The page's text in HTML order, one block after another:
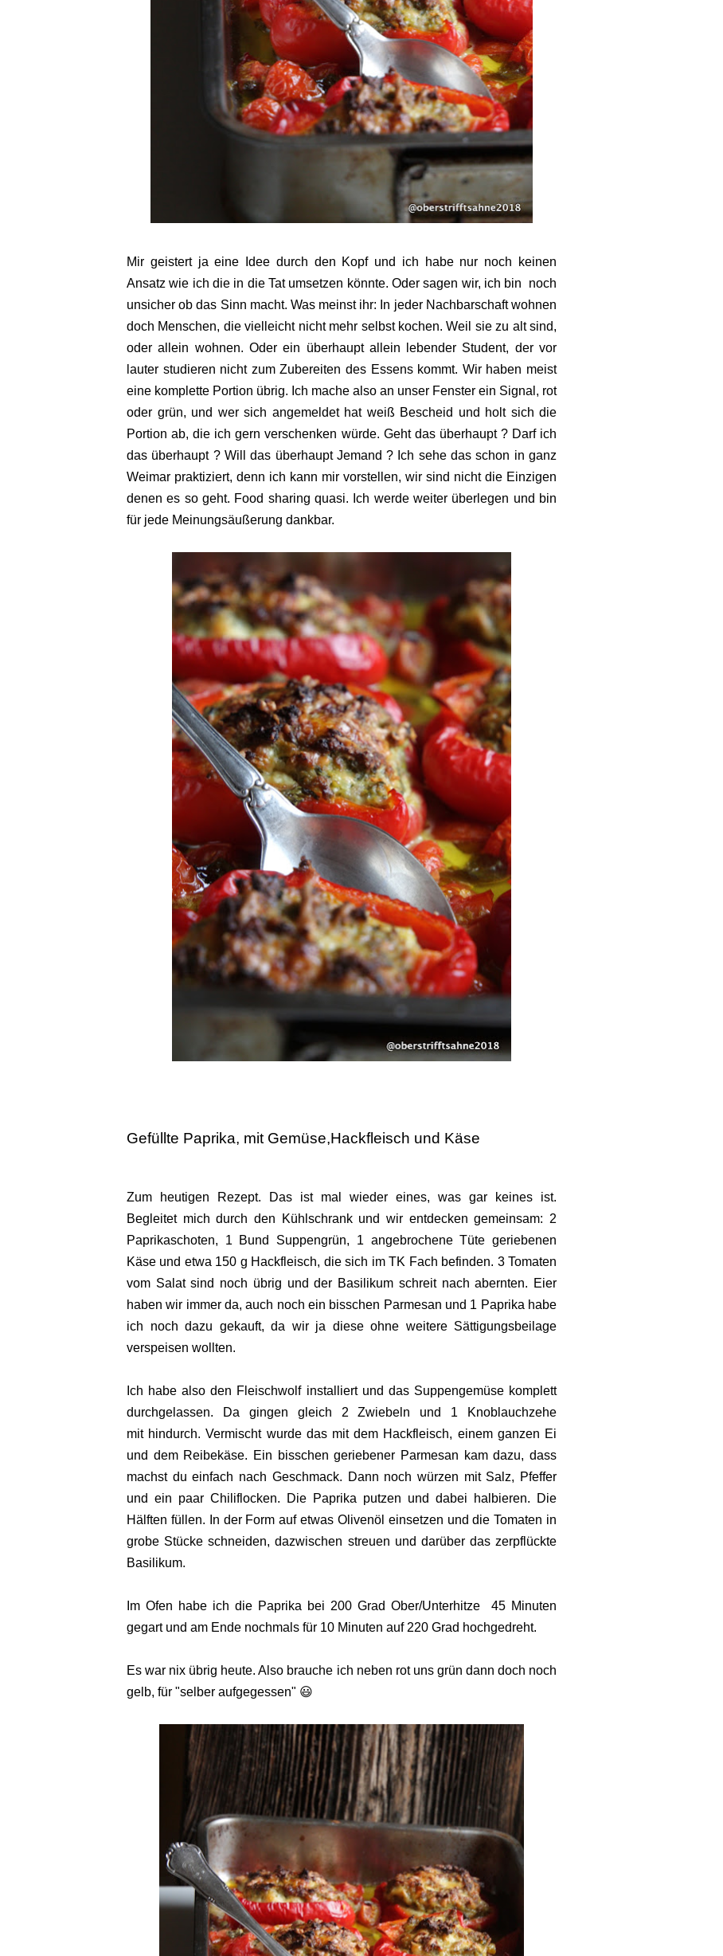
Mir geistert ja eine Idee durch den Kopf und ich habe nur noch keinen
Ansatz wie ich die in die Tat umsetzen könnte. Oder sagen wir, ich bin noch
unsicher ob das Sinn macht. Was meinst ihr: In jeder Nachbarschaft wohnen
doch Menschen, die vielleicht nicht mehr selbst kochen. Weil sie zu alt sind,
oder allein wohnen. Oder ein überhaupt allein lebender Student, der vor
lauter studieren nicht zum Zubereiten des Essens kommt. Wir haben meist
eine komplette Portion übrig. Ich mache also an unser Fenster ein Signal, rot
oder grün, und wer sich angemeldet hat weiß Bescheid und holt sich die
Portion ab, die ich gern verschenken würde. Geht das überhaupt ? Darf ich
das überhaupt ? Will das überhaupt Jemand ? Ich sehe das schon in ganz
Weimar praktiziert, denn ich kann mir vorstellen, wir sind nicht die Einzigen
denen es so geht. Food sharing quasi. Ich werde weiter überlegen und bin
für jede Meinungsäußerung dankbar.
Gefüllte Paprika, mit Gemüse,Hackfleisch und Käse
Zum heutigen Rezept. Das ist mal wieder eines, was gar keines ist.
Begleitet mich durch den Kühlschrank und wir entdecken gemeinsam: 2
Paprikaschoten, 1 Bund Suppengrün, 1 angebrochene Tüte geriebenen
Käse und etwa 150 g Hackfleisch, die sich im TK Fach befinden. 3 Tomaten
vom Salat sind noch übrig und der Basilikum schreit nach abernten. Eier
haben wir immer da, auch noch ein bisschen Parmesan und 1 Paprika habe
ich noch dazu gekauft, da wir ja diese ohne weitere Sättigungsbeilage
verspeisen wollten.
Ich habe also den Fleischwolf installiert und das Suppengemüse komplett
durchgelassen. Da gingen gleich 2 Zwiebeln und 1 Knoblauchzehe
mit hindurch. Vermischt wurde das mit dem Hackfleisch, einem ganzen Ei
und dem Reibekäse. Ein bisschen geriebener Parmesan kam dazu, dass
machst du einfach nach Geschmack. Dann noch würzen mit Salz, Pfeffer
und ein paar Chiliflocken. Die Paprika putzen und dabei halbieren. Die
Hälften füllen. In der Form auf etwas Olivenöl einsetzen und die Tomaten in
grobe Stücke schneiden, dazwischen streuen und darüber das zerpflückte
Basilikum.
Im Ofen habe ich die Paprika bei 200 Grad Ober/Unterhitze 45 Minuten
gegart und am Ende nochmals für 10 Minuten auf 220 Grad hochgedreht.
Es war nix übrig heute. Also brauche ich neben rot uns grün dann doch noch
gelb, für "selber aufgegessen" 😃